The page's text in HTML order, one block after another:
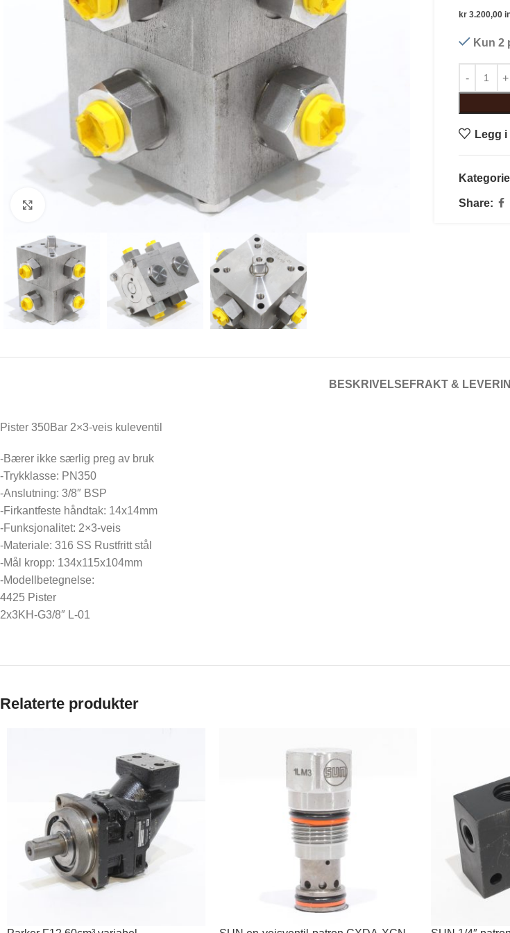
Klikk for større bilde
kr3.200,00
Kun 2
Legg
Share:
BESKRIVELSE FRAKT &
Pister 350Bar 2×3-veis kuleventil
-Bærer ikke særlig preg av bruk
-Trykklasse: PN350
-Anslutning: 3/8″ BSP
-Firkantfeste håndtak: 14x14mm
-Funksjonalitet: 2×3-veis
-Materiale: 316 SS Rustfritt stål
-Mål kropp: 134x115x104mm
-Modellbetegnelse:
4425 Pister
2x3KH-G3/8″ L-01
Relaterte produkter